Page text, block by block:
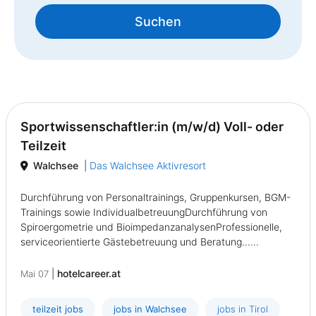
Suchen
Sportwissenschaftler:in (m/w/d) Voll- oder
Teilzeit
Walchsee Das Walchsee Aktivresort
Durchführung von Personaltrainings, Gruppenkursen, BGM-
Trainings sowie IndividualbetreuungDurchführung von
Spiroergometrie und BioimpedanzanalysenProfessionelle,
serviceorientierte Gästebetreuung und Beratung......
Mai 07 hotelcareer.at
teilzeit jobs jobs in Walchsee jobs in Tirol